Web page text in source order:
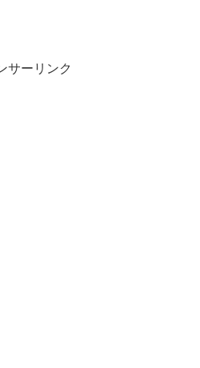
サーリンク